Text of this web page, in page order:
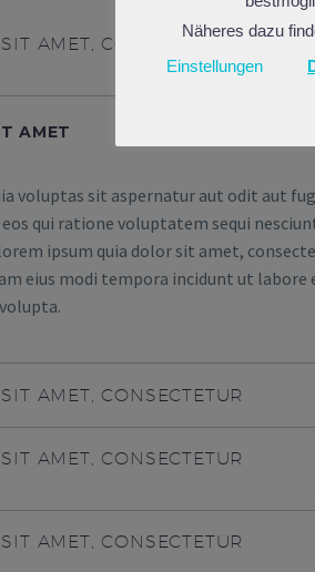
AMET, CONSECTETUR
AMET
voluptas sit aspernatur aut odit aut
qui ratione voluptatem sequi
ipsum quia dolor sit amet,
eius modi tempora incidunt ut labore
AMET, CONSECTETUR
AMET, CONSECTETUR
AMET, CONSECTETUR
Näheres dazu
Einstellungen